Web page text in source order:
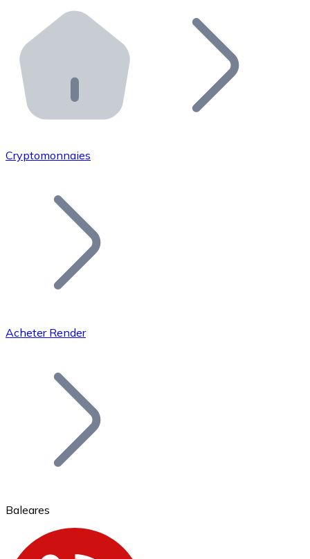
Distributeurs automatiques Bitnovo
Intégrez un ATM Bitnovo dans votre entreprise et
API Bitnovo
Intégrez notre API dans votre écosystème.
Rejoignez notre réseau de distributeurs et
Ajoutez le token de votre projet à notre service
Bitcoin
Cryptomonnaies
Acheter Render
Baleares